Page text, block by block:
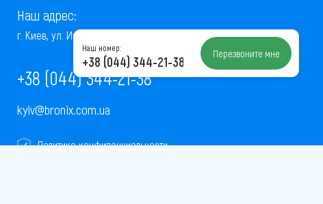
Наш адрес:
г. Киев, ул. Институтская, 22/7, оф. 41
+38 (044) 344-21-38
kyiv@bronix.com.ua
Политика конфиденциальности
Наш номер:
+38 (044) 344-21-38 Перезвоните мне